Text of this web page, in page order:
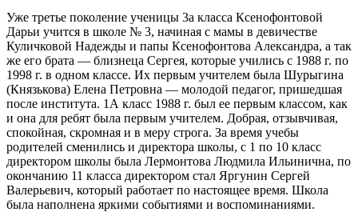
ТРАДИЦИЮ
УЧИТЬСЯ
В
ТРЕТЬЕЙ
Уже третье поколение ученицы 3а класса Ксенофонтовой
Дарьи учится в школе № 3, начиная с мамы в девичестве
Куличковой Надежды и папы Ксенофонтова Александра, а так
же его брата — близнеца Сергея, которые учились с 1988 г. по
1998 г. в одном классе. Их первым учителем была Шурыгина
(Князькова) Елена Петровна — молодой педагог, пришедшая
после института. 1А класс 1988 г. был ее первым классом, как
и она для ребят была первым учителем. Добрая, отзывчивая,
спокойная, скромная и в меру строга. За время учебы
родителей сменились и директора школы, с 1 по 10 класс
директором школы была Лермонтова Людмила Ильинична, по
окончанию 11 класса директором стал Яргунин Сергей
Валерьевич, который работает по настоящее время. Школа
была наполнена яркими событиями и воспоминаниями.